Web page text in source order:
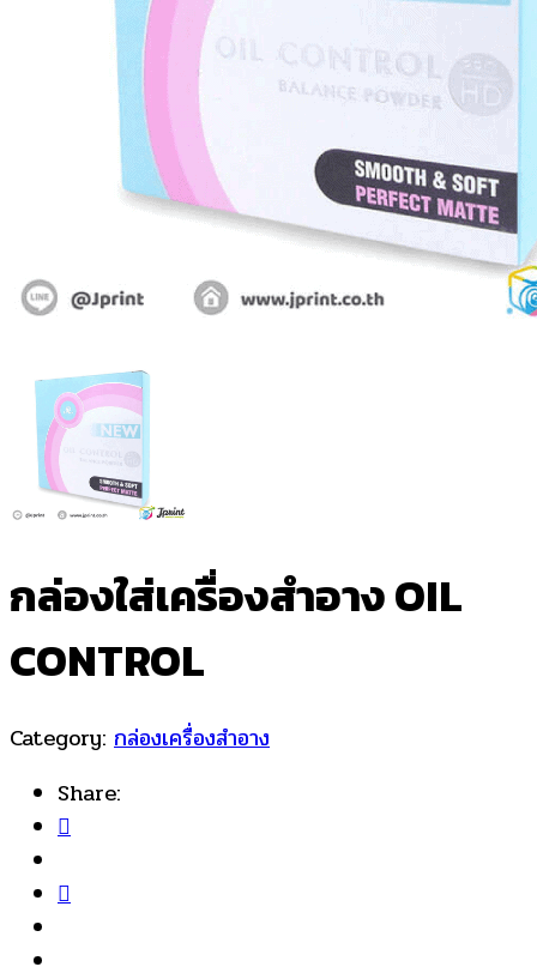
กล่องใส่เครื่องสำอาง OIL
CONTROL
Category: กล่องเครื่องสำอาง
Share: